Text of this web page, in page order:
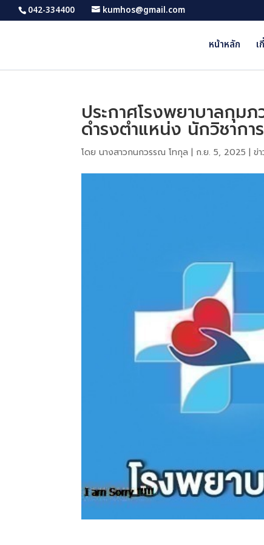
042-334400 kumhos@gmail.com
หน้าหลัก
ประกาศโรงพยาบาลกุม
ดำรงตำแหน่ง นักวิชาก
โดยนางสาวกนกวรรณ โทกุล | ก.ย. 5, 2025 |ข่